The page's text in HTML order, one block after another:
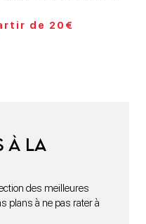
de 20€
à la
des meilleures
plans à ne pas rater à